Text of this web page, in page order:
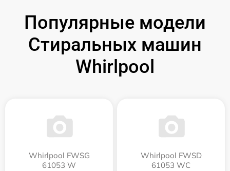
Популярные модели
Стиральных машин
Whirlpool
Whirlpool FWSG
61053 W
Whirlpool FWSD
61053 WC